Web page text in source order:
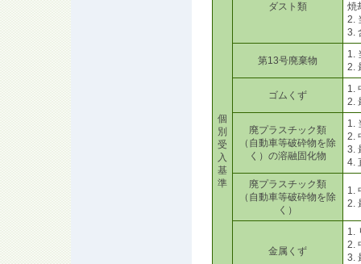
個
別
受
入
基
準
ダスト類
焼
2.
3.
第13号廃棄物
1.
2.
ゴムくず
1.
2.
廃プラスチック類
（自動車等破砕物を除
く）の溶融固化物
1.
2.
3.
4.
廃プラスチック類
（自動車等破砕物を除
く）
1.
2.
金属くず
1.
2.
3.